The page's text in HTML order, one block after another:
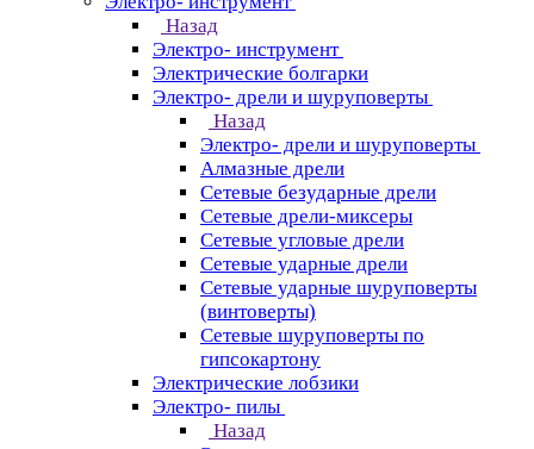
Назад
Электро- инструмент
Электрические болгарки
Электро- дрели и шуруповерты
Назад
Электро- дрели и шуруповерты
Алмазные дрели
Сетевые безударные дрели
Сетевые дрели-миксеры
Сетевые угловые дрели
Сетевые ударные дрели
Сетевые ударные шуруповерты
(винтоверты)
Сетевые шуруповерты по
гипсокартону
Электрические лобзики
Электро- пилы
Назад